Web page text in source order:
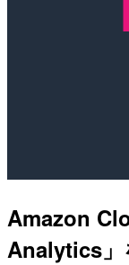
Amazon
Analytics」